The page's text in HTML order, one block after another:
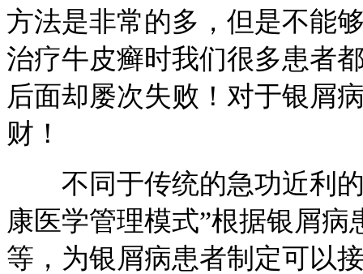
方法是非常的多，但是不能
治疗牛皮癣时我们很多患者
后面却屡次失败！对于银屑
财！
不同于传统的急功近利的
康医学管理模式”根据银屑
等，为银屑病患者制定可以